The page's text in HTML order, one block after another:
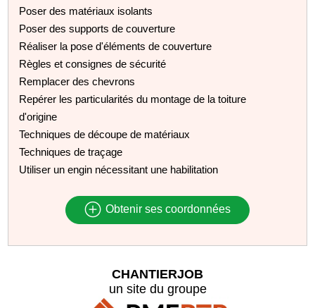
Poser des matériaux isolants
Poser des supports de couverture
Réaliser la pose d'éléments de couverture
Règles et consignes de sécurité
Remplacer des chevrons
Repérer les particularités du montage de la toiture
d'origine
Techniques de découpe de matériaux
Techniques de traçage
Utiliser un engin nécessitant une habilitation
Obtenir ses coordonnées
CHANTIERJOB
un site du groupe